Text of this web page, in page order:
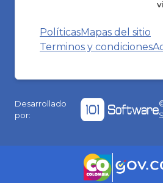
PolíticasMapas del sitio
Terminos y condiciones
Desarrollado
por: